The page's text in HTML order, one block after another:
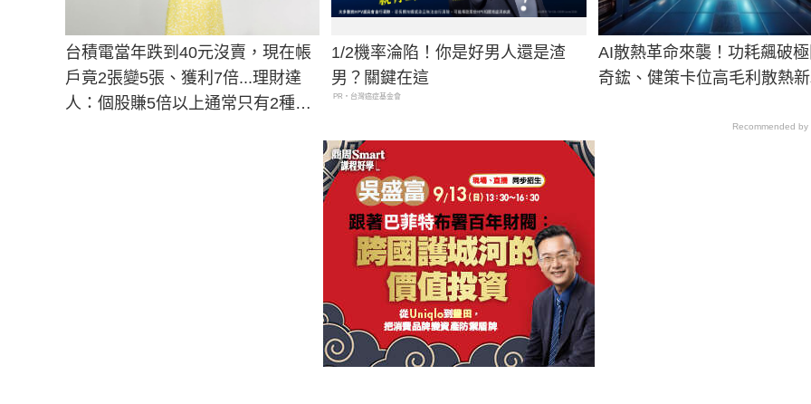
台積電當年跌到40元沒賣，現在帳
戶竟2張變5張、獲利7倍...理財達
人：個股賺5倍以上通常只有2種情
1/2機率淪陷！你是好男人還是渣
男？關鍵在這
PR・台灣癌症基金會
AI散熱革命來襲！功耗飆破極
奇鋐、健策卡位高毛利散熱
Recommended by